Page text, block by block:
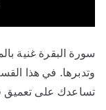
سورة البقرة غنية
وتدبرها. في هذا
تساعدك على تعميق